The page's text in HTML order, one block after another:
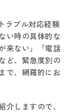
ラブル対応経験
い時の具体的な
来ない」「電話
ど、緊急度別の
で、網羅的にお
しますので、